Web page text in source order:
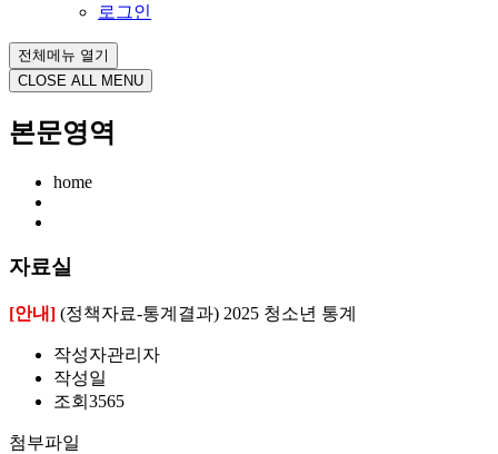
로그인
전체메뉴 열기
CLOSE ALL MENU
본문영역
home
자료실
[안내] (정책자료-통계결과) 2025 청소년 통계
작성자관리자
작성일
조회 3565
첨부파일